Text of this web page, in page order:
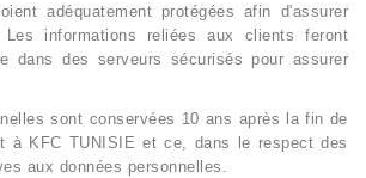
adéquatement protégées afin d'assurer
Les informations reliées aux clients feront
dans des serveurs sécurisés pour assurer
sont conservées 10 ans après la fin de
à KFC TUNISIE et ce, dans le respect des
aux données personnelles.